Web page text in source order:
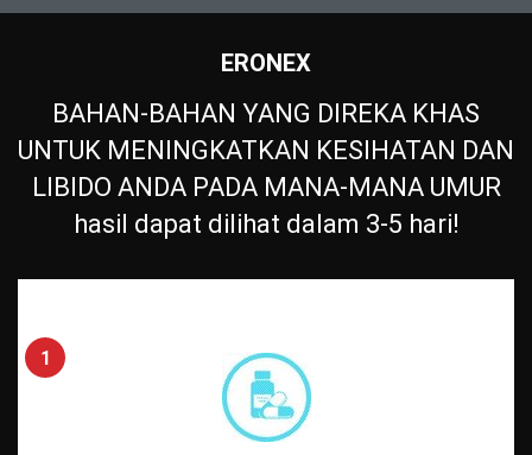
ERONEX
BAHAN-BAHAN YANG DIREKA KHAS
UNTUK MENINGKATKAN KESIHATAN DAN
LIBIDO ANDA PADA MANA-MANA ​​UMUR
hasil dapat dilihat dalam 3-5 hari!